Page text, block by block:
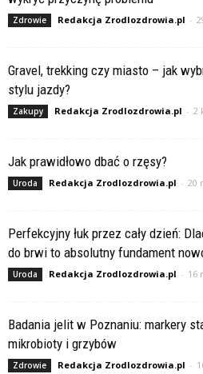
Zdrowie Redakcja Zrodlozdrowia.pl -
Gravel, trekking czy miasto – jak
stylu jazdy?
Zakupy Redakcja Zrodlozdrowia.pl - 2
Jak prawidłowo dbać o rzęsy?
Uroda Redakcja Zrodlozdrowia.pl - 20
Perfekcyjny łuk przez cały dzień:
do brwi to absolutny fundament
Uroda Redakcja Zrodlozdrowia.pl - 16
Badania jelit w Poznaniu: markery
mikrobioty i grzybów
Zdrowie Redakcja Zrodlozdrowia.pl -